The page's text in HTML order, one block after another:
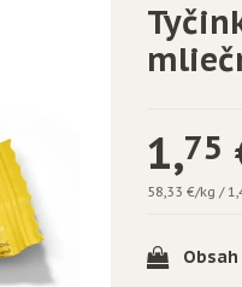
1,75
58,33 €/kg /